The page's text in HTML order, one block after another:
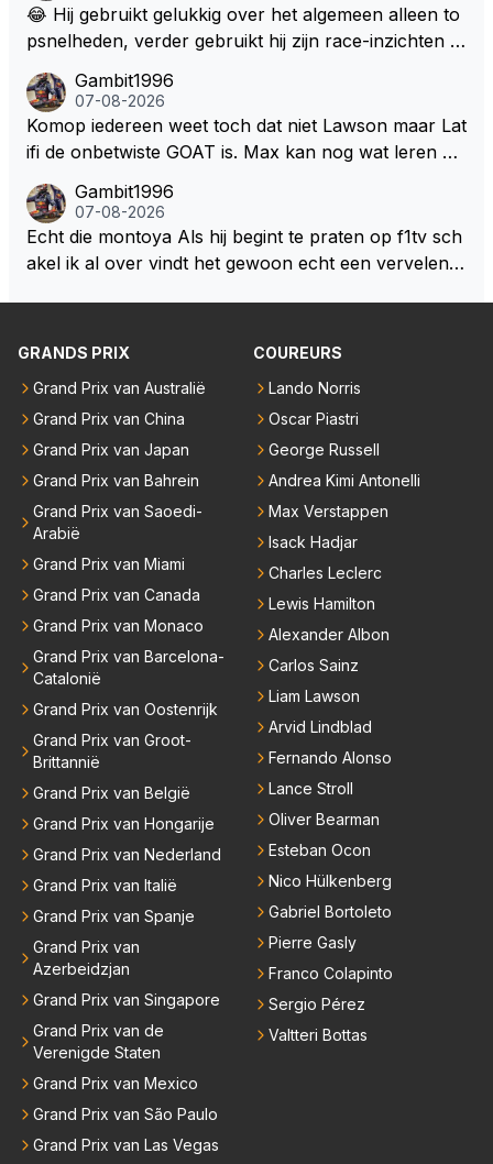
😂 Hij gebruikt gelukkig over het algemeen alleen to
psnelheden, verder gebruikt hij zijn race-inzichten q
een bocht zegt helemaal niets, dus wat dat betreft h
eeft hij sowieso gelijk 😂.
Gambit1996
07-08-2026
Komop iedereen weet toch dat niet Lawson maar Lat
ifi de onbetwiste GOAT is. Max kan nog wat leren va
milton, hahahaha. Latifi pakt ze allemaal met de oge
n dicht met als onbetwiste nummer 2 of GOATINES
S Lawson natuurlijk 😂😂😂😂😂
Gambit1996
07-08-2026
Echt die montoya Als hij begint te praten op f1tv sch
akel ik al over vindt het gewoon echt een vervelend
GRANDS PRIX
Grand Prix van Australië
Grand Prix van China
Grand Prix van Japan
Grand Prix van Bahrein
Grand Prix van Saoedi-
Arabië
Grand Prix van Miami
Grand Prix van Canada
Grand Prix van Monaco
Grand Prix van Barcelona-
Catalonië
Grand Prix van Oostenrijk
Grand Prix van Groot-
Brittannië
Grand Prix van België
Grand Prix van Hongarije
Grand Prix van Nederland
Grand Prix van Italië
Grand Prix van Spanje
Grand Prix van
Azerbeidzjan
Grand Prix van Singapore
Grand Prix van de
Verenigde Staten
Grand Prix van Mexico
Grand Prix van São Paulo
Grand Prix van Las Vegas
COUREURS
Lando Norris
Oscar Piastri
George Russell
Andrea Kimi Antonelli
Max Verstappen
Isack Hadjar
Charles Leclerc
Lewis Hamilton
Alexander Albon
Carlos Sainz
Liam Lawson
Arvid Lindblad
Fernando Alonso
Lance Stroll
Oliver Bearman
Esteban Ocon
Nico Hülkenberg
Gabriel Bortoleto
Pierre Gasly
Franco Colapinto
Sergio Pérez
Valtteri Bottas